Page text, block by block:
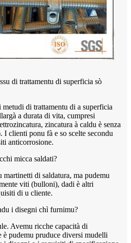
di trattamentu di superficia sò
di trattamentu di a superficia
a durata di vita, cumpresi
zincatura à caldu è senza
I clienti ponu fà e so scelte secondu
anticorrosione.
micca saldati?
di saldatura, ma pudemu
viti (bulloni), dadi è altri
di u cliente.
i disegni chì furnimu?
Avemu ricche capacità di
è pudemu pruduce diversi mudelli